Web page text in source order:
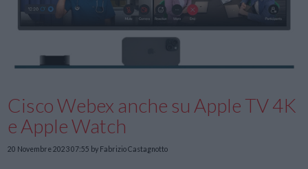
Cisco Webex anche su Apple TV 4K
e Apple Watch
20 Novembre 2023 07:55 by Fabrizio Castagnotto